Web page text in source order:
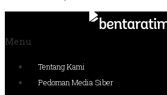
Menu
Tentang Kami
Pedoman Media Siber